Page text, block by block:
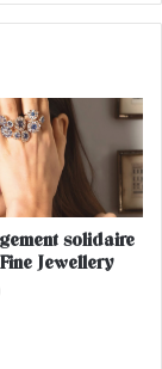
solidaire
Jewellery